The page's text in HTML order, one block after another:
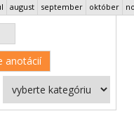
august september október
anotácií